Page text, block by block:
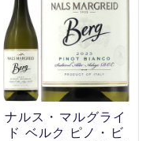
ナルス・マルグライ
ド ベルク ピノ・ビ